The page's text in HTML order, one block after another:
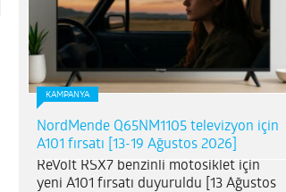
KAMPANYA
NordMende Q65NM1105 televizyon için
A101 fırsatı [13-19 Ağustos 2026]
ReVolt RSX7 benzinli motosiklet için
yeni A101 fırsatı duyuruldu [13 Ağustos